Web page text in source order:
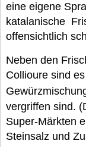
eine eigene
katalanische
offensichtlich
Neben den
Collioure sind
vergriffen sind.
Super-Märkten
Steinsalz und